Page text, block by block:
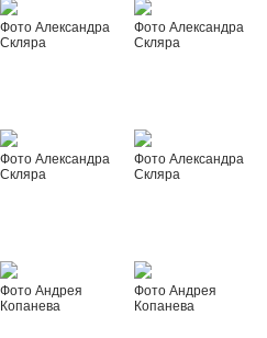
Фото Александра
Скляра
Фото Александра
Скляра
Фото Александра
Скляра
Фото Александра
Скляра
Фото Андрея
Копанева
Фото Андрея
Копанева